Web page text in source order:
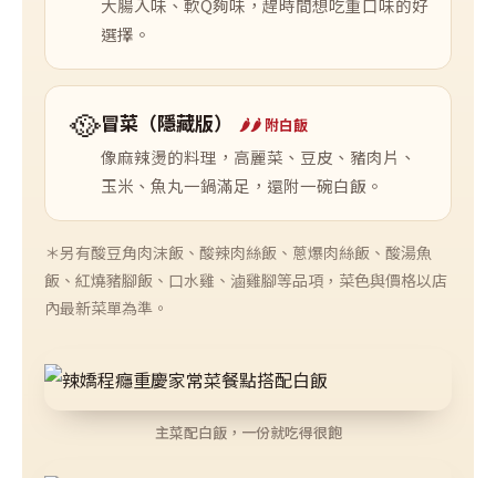
大腸入味、軟Q夠味，趕時間想吃重口味的好
選擇。
🥘冒菜（隱藏版） 🌶️🌶️ 附白飯
像麻辣燙的料理，高麗菜、豆皮、豬肉片、
玉米、魚丸一鍋滿足，還附一碗白飯。
＊另有酸豆角肉沫飯、酸辣肉絲飯、蔥爆肉絲飯、酸湯魚
飯、紅燒豬腳飯、口水雞、滷雞腳等品項，菜色與價格以店
內最新菜單為準。
主菜配白飯，一份就吃得很飽